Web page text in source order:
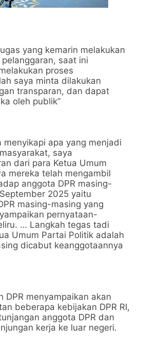
yang kemarin melakukan
saat ini
proses
saya minta dilakukan
transparan, dan dapat
oleh publik”
menyikapi apa yang menjadi
saya
dari para Ketua Umum
mereka telah mengambil
anggota DPR masing-
2025 yaitu
masing-masing yang
pernyataan-
… Langkah tegas tadi
Umum Partai Politik adalah
dicabut keanggotaannya
DPR menyampaikan akan
beberapa kebijakan DPR RI,
anggota DPR dan
kerja ke luar negeri.